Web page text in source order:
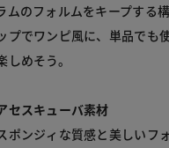
ムのフォルムをキープする
プでワンピ風に、単品でも
めそう。
セスキューバ素材
ポンジィな質感と美しいフ